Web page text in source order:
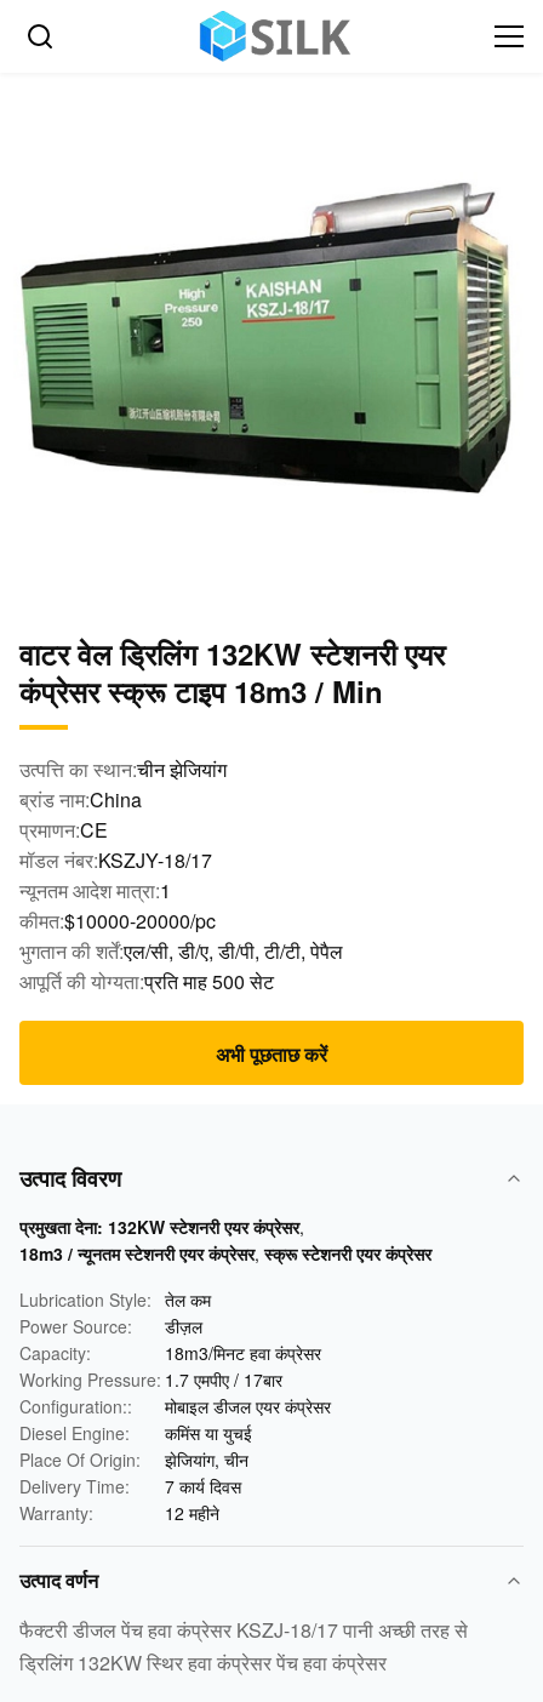
वाटर वेल ड्रिलिंग 132KW स्टेशनरी एयर
कंप्रेसर स्क्रू टाइप 18m3 / Min
उत्पत्ति का स्थान:चीन झेजियांग
ब्रांड नाम:China
प्रमाणन:CE
मॉडल नंबर:KSZJY-18/17
न्यूनतम आदेश मात्रा:1
कीमत:$10000-20000/pc
भुगतान की शर्तें:एल/सी, डी/ए, डी/पी, टी/टी, पेपैल
आपूर्ति की योग्यता:प्रति माह 500 सेट
अभी पूछताछ करें
उत्पाद विवरण
प्रमुखता देना: 132KW स्टेशनरी एयर कंप्रेसर,
18m3 / न्यूनतम स्टेशनरी एयर कंप्रेसर,स्क्रू स्टेशनरी एयर कंप्रेसर
Lubrication Style: तेल कम
Power Source:
डीज़ल
Capacity:
18m3/मिनट हवा कंप्रेसर
Working Pressure: 1.7 एमपीए / 17बार
Configuration::
मोबाइल डीजल एयर कंप्रेसर
Diesel Engine:
कमिंस या युचई
Place Of Origin:
झेजियांग, चीन
Delivery Time:
7 कार्य दिवस
Warranty:
12 महीने
उत्पाद वर्णन
फैक्टरी डीजल पेंच हवा कंप्रेसर KSZJ-18/17 पानी अच्छी तरह से
ड्रिलिंग 132KW स्थिर हवा कंप्रेसर पेंच हवा कंप्रेसर